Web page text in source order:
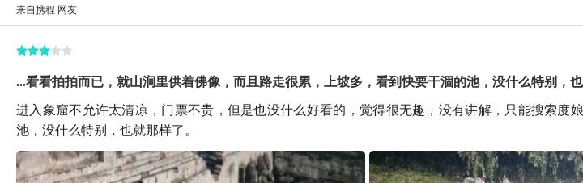
来自携程 网友
...看看拍拍而已，就山涧里供着佛像，而且路走很累，上坡多，看到快要干涸的池，没什么特别，
进入象窟不允许太清凉，门票不贵，但是也没什么好看的，觉得很无趣，没有讲解，只能搜索
池，没什么特别，也就那样了。